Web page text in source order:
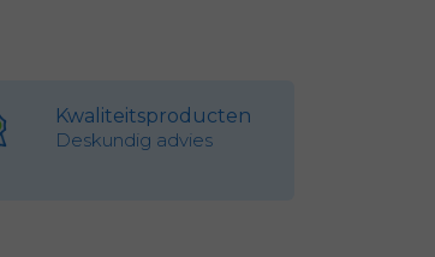
Kwaliteitsproducten
Deskundig advies